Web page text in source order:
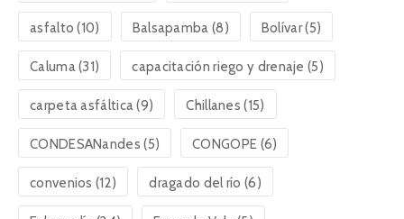
asfalto (10) Balsapamba (8) Bolívar(5)
Caluma(31) capacitación riego y drenaje (5)
carpeta asfáltica(9) Chillanes (15)
CONDESANandes (5) CONGOPE (6)
convenios (12) dragado del río (6)